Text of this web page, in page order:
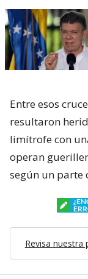
Entre esos
resultaron
limítrofe con
operan
según un parte
Revisa nuestra